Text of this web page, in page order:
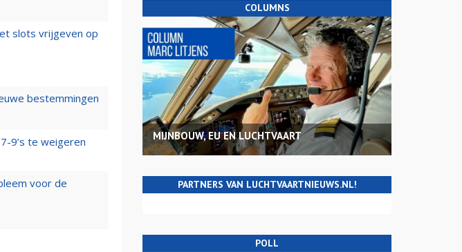
slots vrijgeven op
bestemmingen
9’s te weigeren
voor de
COLUMNS
MIJNBOUW, EU EN LUCHTVAART
PARTNERS VAN LUCHTVAARTNIEUWS.NL!
POLL